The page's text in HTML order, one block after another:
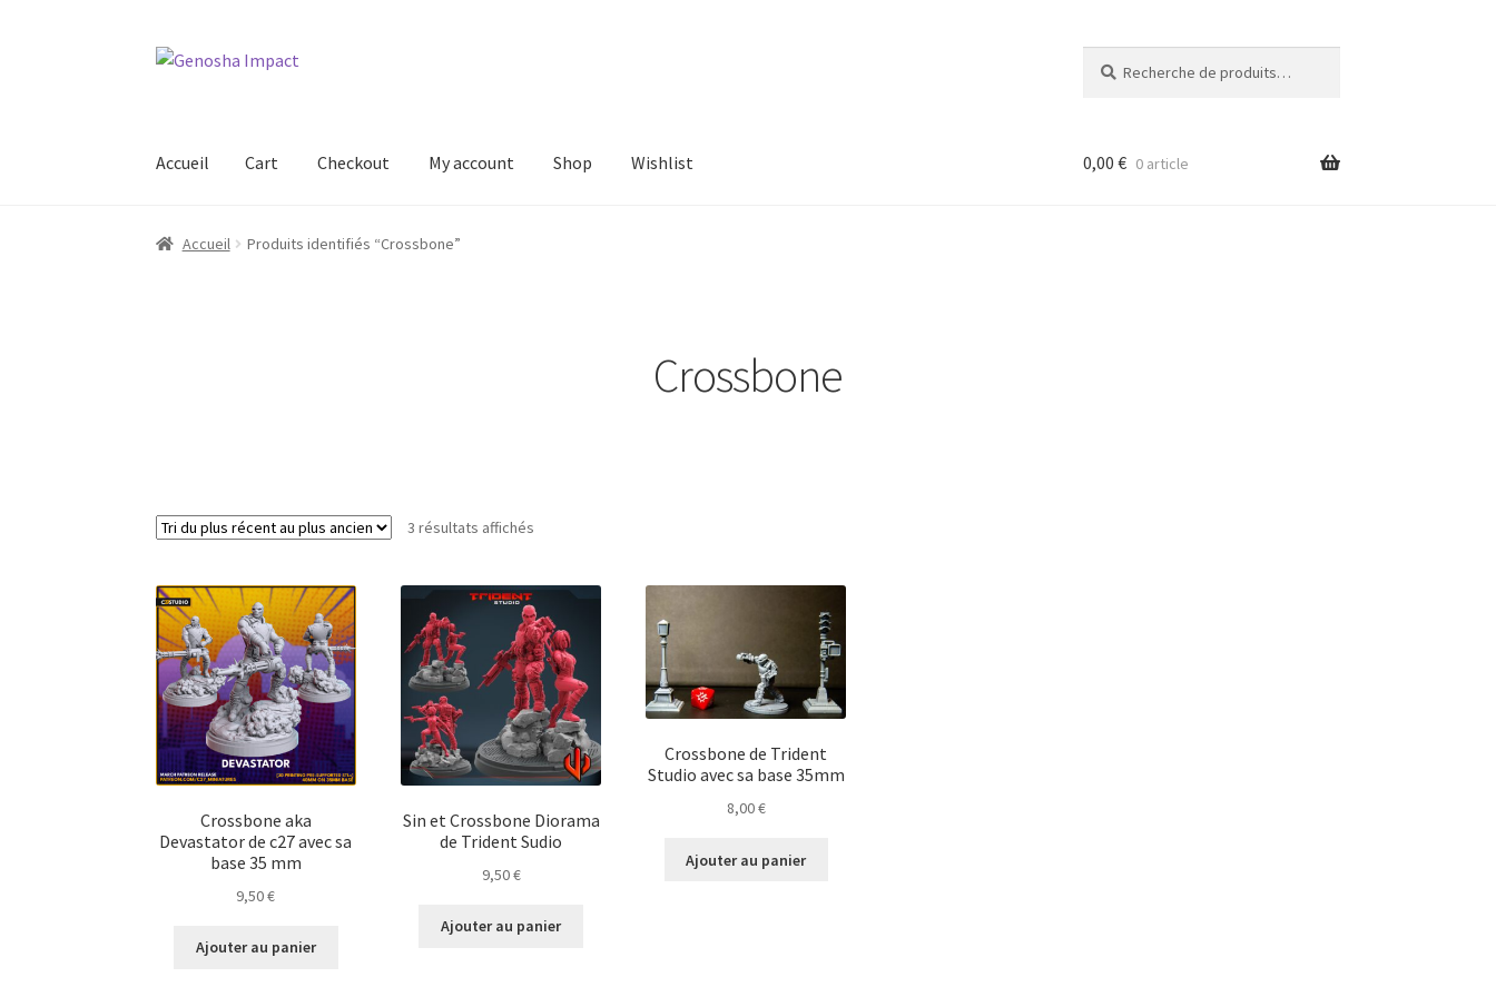
Aller
Aller
pour :
Accueil Cart Checkout My account Shop Wishlist
Accueil Cart Checkout My account Shop Wishlist
0,00 € 0 article
Accueil Produits identifiés “Crossbone”
Crossbone
3 résultats affichés
au
plus
ancien
Crossbone aka
Devastator de c27 avec sa
base 35 mm
9,50€
Ajouter au panier
Sin et Crossbone Diorama
de Trident Sudio
9,50€
Ajouter au panier
Crossbone de Trident
Studio avec sa base 35mm
8,00€
Ajouter au panier